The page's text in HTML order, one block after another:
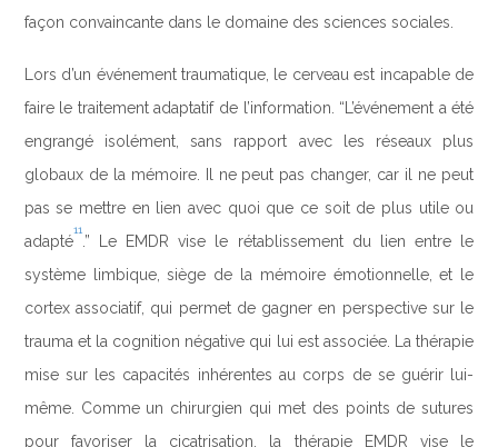
façon convaincante dans le domaine des sciences sociales.
Lors d’un événement traumatique, le cerveau est incapable de
faire le traitement adaptatif de l’information. “L’événement a été
engrangé isolément, sans rapport avec les réseaux plus
globaux de la mémoire. Il ne peut pas changer, car il ne peut
pas se mettre en lien avec quoi que ce soit de plus utile ou
adapté
11
.” Le EMDR vise le rétablissement du lien entre le
système limbique, siège de la mémoire émotionnelle, et le
cortex associatif, qui permet de gagner en perspective sur le
trauma et la cognition négative qui lui est associée. La thérapie
mise sur les capacités inhérentes au corps de se guérir lui-
même. Comme un chirurgien qui met des points de sutures
pour favoriser la cicatrisation, la thérapie EMDR vise le